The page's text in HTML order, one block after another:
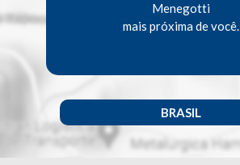
Menegotti
mais próxima de você.
BRASIL